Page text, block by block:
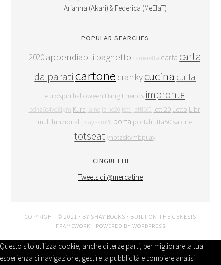
Arianna (Akari) & Federica (MeElaT)
POPULAR SEARCHES
2020appendiabiti bagnetto cameretta carta carta
da paraticartone crankycucina culla
eurospin halloween Hang Friends impronte
iodhz6e4vc31ym Kura la ne la ne20 letti letti100 letti20 Letto Libri
multifunzionali playsam20 porta portafrutta50 salone
totseat yhbtzskvmbpuay
CINGUETTII
Tweets di @mercatine
COPYRIGHT © 2021 · BY SHAY BOCKS · BUILT ON THE GENESIS
FRAMEWORK · POWERED BY WORDPRESS
Questo sito utilizza cookie, anche di terze parti, per migliorare la tua
esperienza di navigazione, gestire la pubblicità e compiere analisi